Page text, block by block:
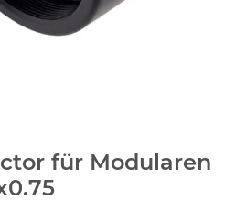
für Modularen